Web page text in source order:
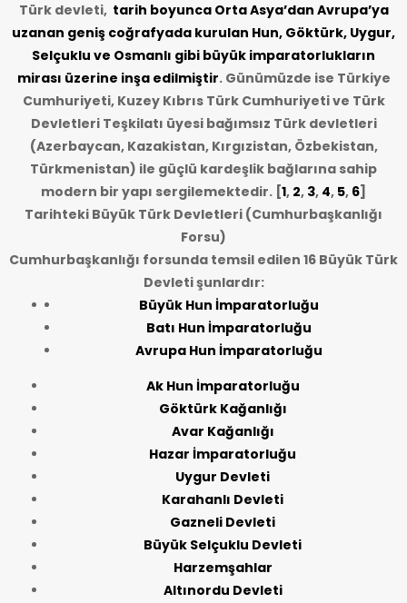
Türk devleti, tarih boyunca Orta Asya’dan Avrupa’ya
uzanan geniş coğrafyada kurulan Hun, Göktürk, Uygur,
Selçuklu ve Osmanlı gibi büyük imparatorlukların
mirası üzerine inşa edilmiştir. Günümüzde ise Türkiye
Cumhuriyeti, Kuzey Kıbrıs Türk Cumhuriyeti ve Türk
Devletleri Teşkilatı üyesi bağımsız Türk devletleri
(Azerbaycan, Kazakistan, Kırgızistan, Özbekistan,
Türkmenistan) ile güçlü kardeşlik bağlarına sahip
modern bir yapı sergilemektedir. [1, 2, 3, 4, 5, 6]
Tarihteki Büyük Türk Devletleri (Cumhurbaşkanlığı
Forsu)
Cumhurbaşkanlığı forsunda temsil edilen 16 Büyük Türk
Devleti şunlardır:
Büyük Hun İmparatorluğu
Batı Hun İmparatorluğu
Avrupa Hun İmparatorluğu
Ak Hun İmparatorluğu
Göktürk Kağanlığı
Avar Kağanlığı
Hazar İmparatorluğu
Uygur Devleti
Karahanlı Devleti
Gazneli Devleti
Büyük Selçuklu Devleti
Harzemşahlar
Altınordu Devleti